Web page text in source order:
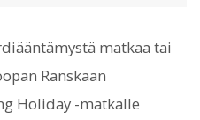
matkaa tai
Ranskaan
Holiday -matkalle